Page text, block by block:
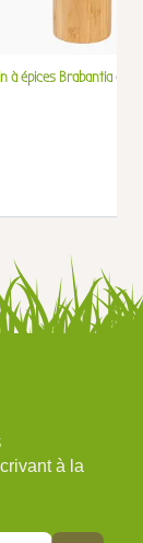
à épices Brabantia en
à la